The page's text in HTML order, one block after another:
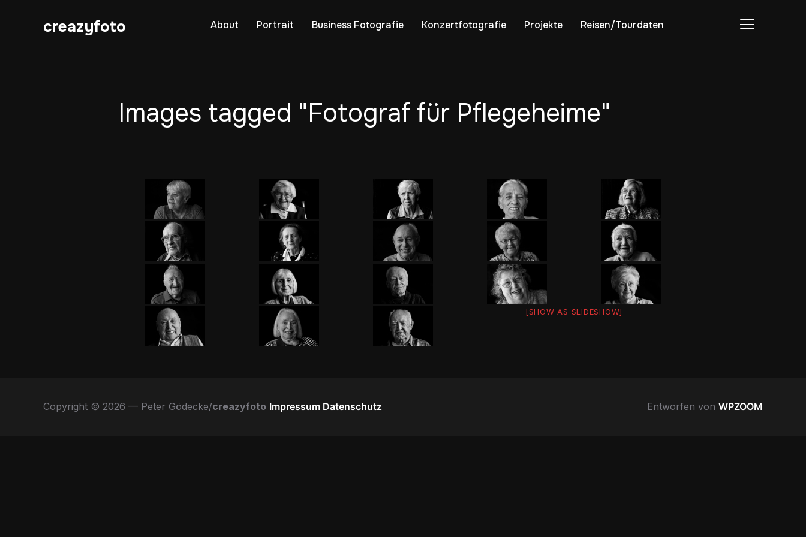
creazyfoto About Portrait Business Fotografie Konzertfotografie Projekte Reisen/Tourdaten
Images tagged "Fotograf für Pflegeheime"
[SHOW AS SLIDESHOW]
Copyright © 2026 — Peter Gödecke/creazyfoto Impressum Datenschutz Entworfen von WPZOOM